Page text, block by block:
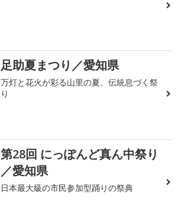
足助夏まつり／愛知県
万灯と花火が彩る山里の夏、伝統息づく祭
り
第28回 にっぽんど真ん中祭り
／愛知県
日本最大級の市民参加型踊りの祭典